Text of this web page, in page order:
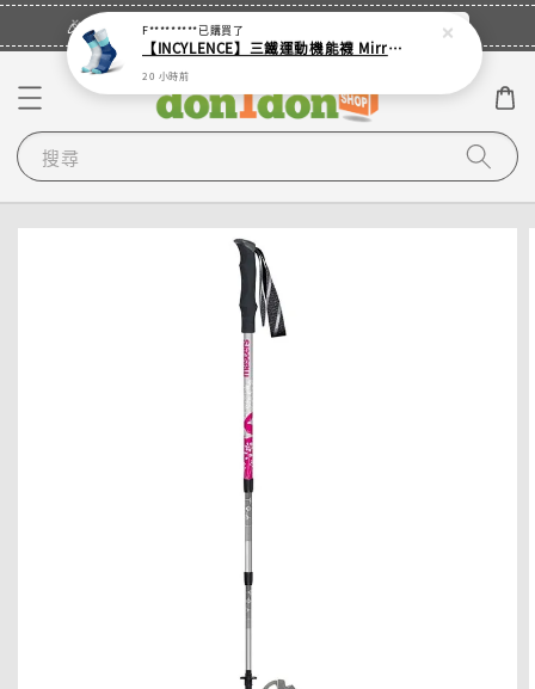
🎉登入會員・領取您的專屬折扣券！ 立即登入
搜尋
F*********已購買了
【INCYLENCE】三鐵運動機能襪 Mirrored Mint
20 小時前